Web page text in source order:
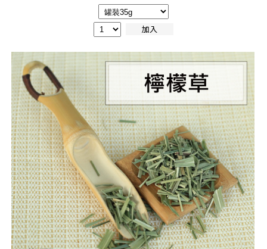
加入